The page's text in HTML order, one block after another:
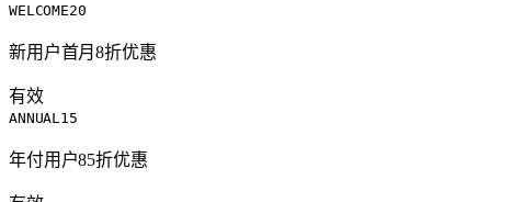
WELCOME20
新用户首月8折优惠
有效
ANNUAL15
年付用户85折优惠